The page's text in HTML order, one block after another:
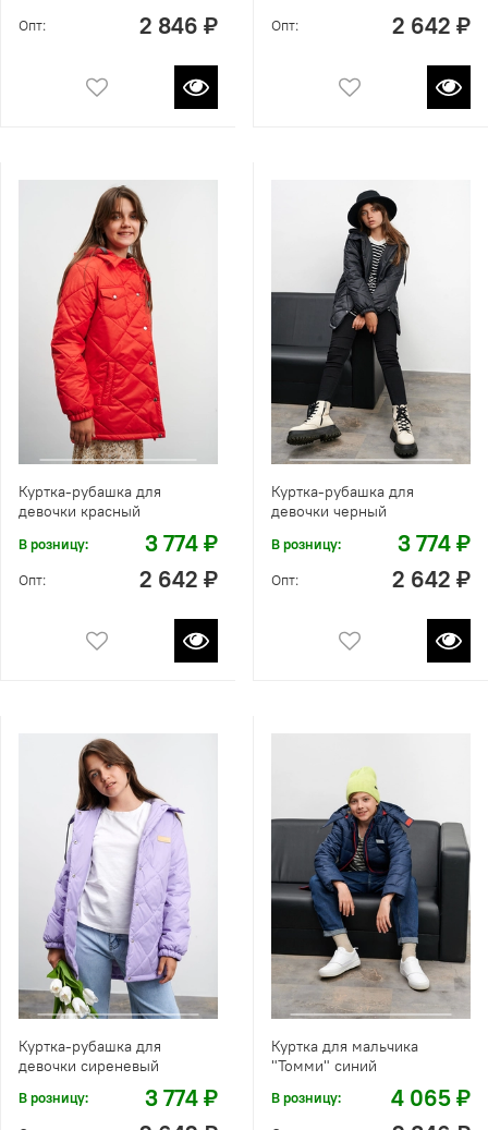
Опт: 2 846 ₽ Опт: 2 642 ₽
Куртка-рубашка для
девочки красный
В розницу: 3 774 ₽
Опт: 2 642 ₽
Куртка-рубашка для
девочки черный
В розницу: 3 774 ₽
Опт: 2 642 ₽
Куртка-рубашка для
девочки сиреневый
В розницу: 3 774 ₽
Куртка для мальчика
"Томми" синий
В розницу: 4 065 ₽